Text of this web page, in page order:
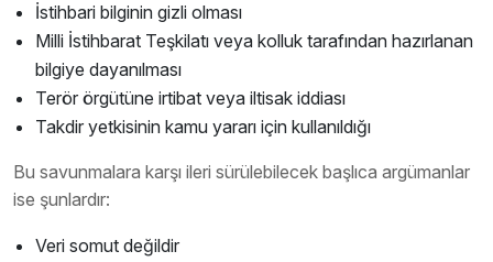
İstihbari bilginin gizli olması
Milli İstihbarat Teşkilatı veya kolluk tarafından hazırlanan
bilgiye dayanılması
Terör örgütüne irtibat veya iltisak iddiası
Takdir yetkisinin kamu yararı için kullanıldığı
Bu savunmalara karşı ileri sürülebilecek başlıca argümanlar
ise şunlardır:
Veri somut değildir